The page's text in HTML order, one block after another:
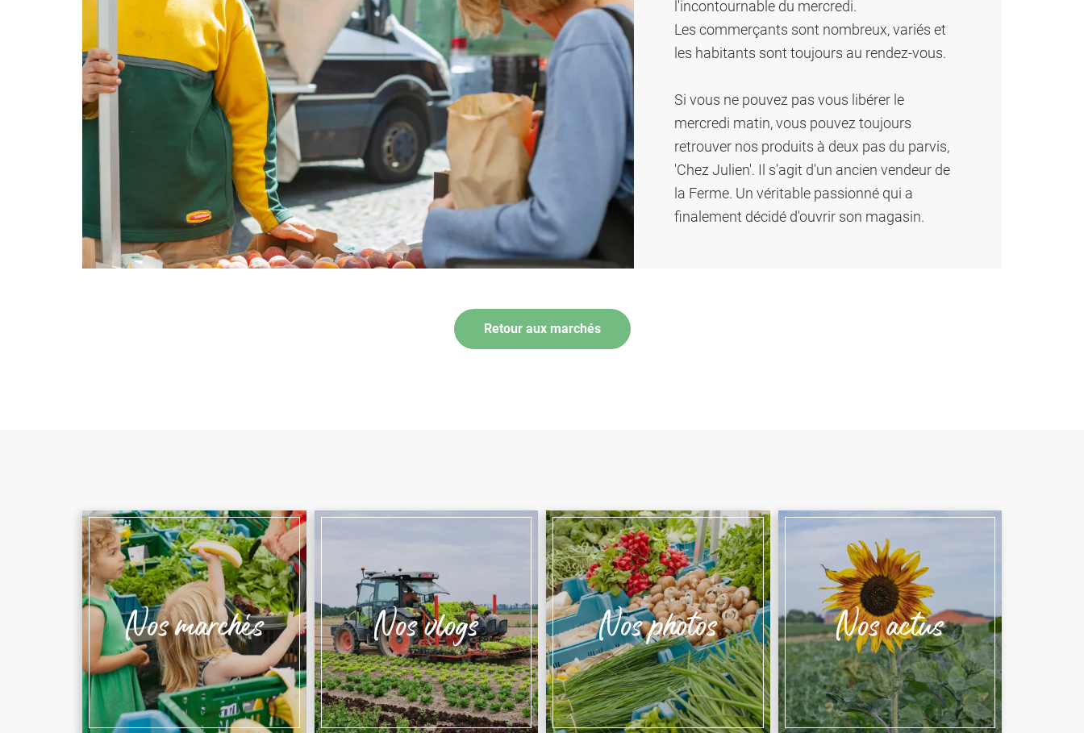
l'incontournable du mercredi.
Les commerçants sont nombreux, variés et
les habitants sont toujours au rendez-vous.
Si vous ne pouvez pas vous libérer le
mercredi matin, vous pouvez toujours
retrouver nos produits à deux pas du parvis,
'Chez Julien'. Il s'agit d'un ancien vendeur de
la Ferme. Un véritable passionné qui a
finalement décidé d'ouvrir son magasin.
Retour aux marchés
Nos marchés Nos vlogs Nos photos Nos actus